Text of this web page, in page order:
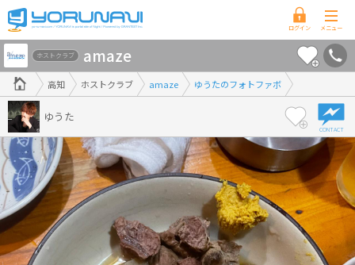
高
知
県
版
高知 ホストクラブ amaze ゆうたのフォトファボ
ホストクラブ amaze
ゆうた